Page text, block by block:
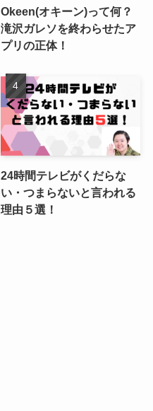
Okeen(オキーン)って何？
滝沢ガレソを終わらせたア
プリの正体！
24時間テレビがくだらな
い・つまらないと言われる
理由５選！